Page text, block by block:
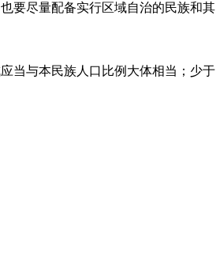
要尽量配备实行区域自治的民族和其
当与本民族人口比例大体相当；少于